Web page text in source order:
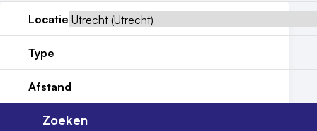
Locatie
Type
Afstand
Zoeken